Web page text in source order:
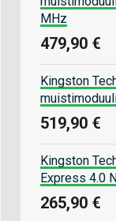
MHz
479,90 €
Kingston
519,90 €
Kingston
Express 4.0
265,90 €